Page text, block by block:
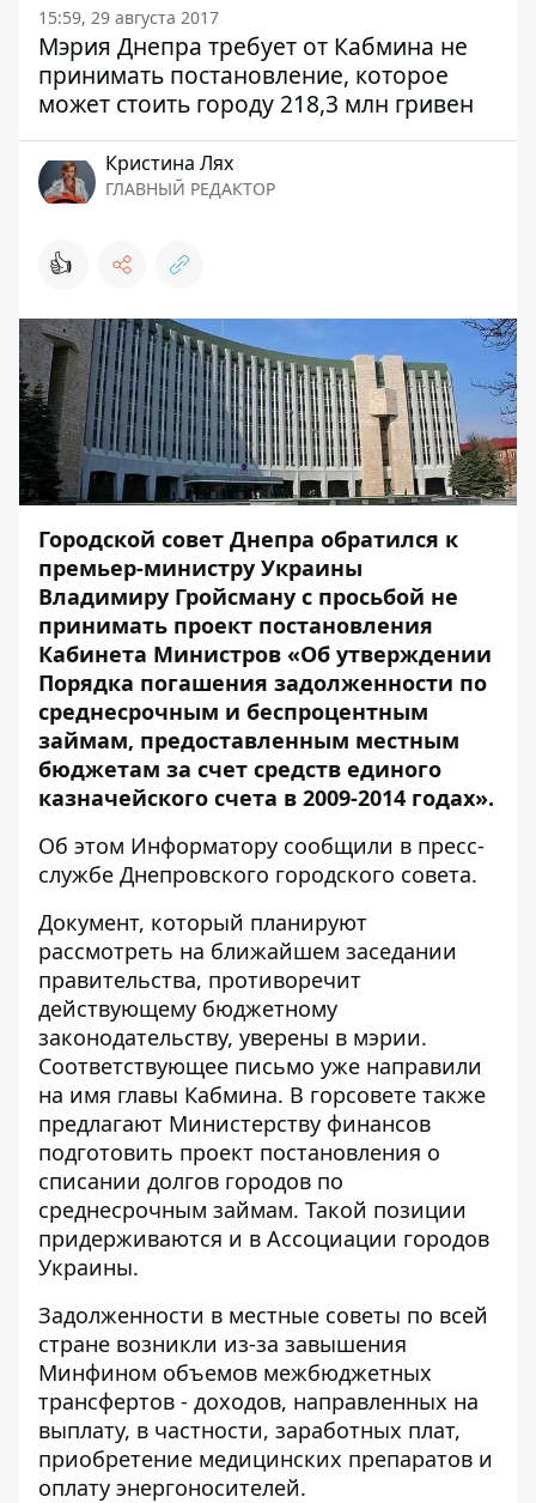
15:59, 29 августа 2017
Мэрия Днепра требует от Кабмина не
принимать постановление, которое
может стоить городу 218,3 млн гривен
Кристина Лях
ГЛАВНЫЙ РЕДАКТОР
👍
Городской совет Днепра обратился к
премьер-министру Украины
Владимиру Гройсману с просьбой не
принимать проект постановления
Кабинета Министров «Об утверждении
Порядка погашения задолженности по
среднесрочным и беспроцентным
займам, предоставленным местным
бюджетам за счет средств единого
казначейского счета в 2009-2014 годах».
Об этом Информатору сообщили в пресс-
службе Днепровского городского совета.
Документ, который планируют
рассмотреть на ближайшем заседании
правительства, противоречит
действующему бюджетному
законодательству, уверены в мэрии.
Соответствующее письмо уже направили
на имя главы Кабмина. В горсовете также
предлагают Министерству финансов
подготовить проект постановления о
списании долгов городов по
среднесрочным займам. Такой позиции
придерживаются и в Ассоциации городов
Украины.
Задолженности в местные советы по всей
стране возникли из-за завышения
Минфином объемов межбюджетных
трансфертов - доходов, направленных на
выплату, в частности, заработных плат,
приобретение медицинских препаратов и
оплату энергоносителей.